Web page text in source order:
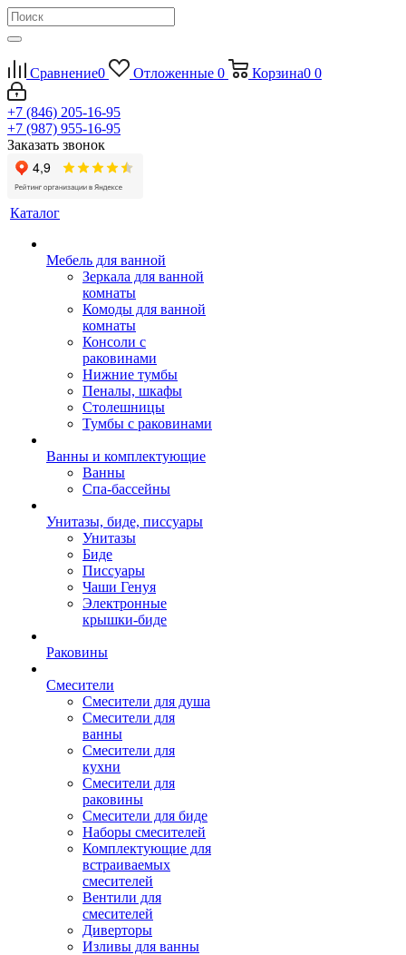
Сравнение0 Отложенные 0 Корзина0 0
+7 (846) 205-16-95
+7 (987) 955-16-95
Заказать звонок
Каталог
Мебель для ванной
Зеркала для ванной
комнаты
Комоды для ванной
комнаты
Консоли с
раковинами
Нижние тумбы
Пеналы, шкафы
Столешницы
Тумбы с раковинами
Ванны и комплектующие
Ванны
Спа-бассейны
Унитазы, биде, писсуары
Унитазы
Биде
Писсуары
Чаши Генуя
Электронные
крышки-биде
Раковины
Смесители
Смесители для душа
Смесители для
ванны
Смесители для
кухни
Смесители для
раковины
Смесители для биде
Наборы смесителей
Комплектующие для
встраиваемых
смесителей
Вентили для
смесителей
Диверторы
Изливы для ванны